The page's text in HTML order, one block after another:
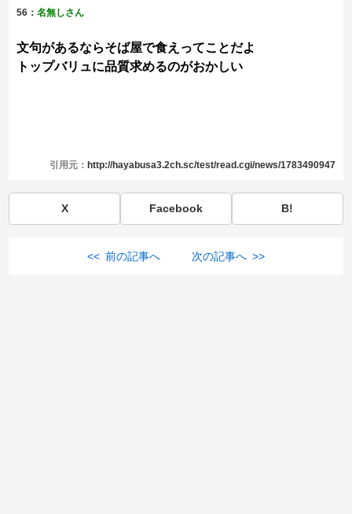
56：名無しさん
文句があるならそば屋で食えってことだよ
トップバリュに品質求めるのがおかしい
引用元： http://hayabusa3.2ch.sc/test/read.cgi/news/1783490947
X Facebook B!
<< 前の記事へ 次の記事へ >>